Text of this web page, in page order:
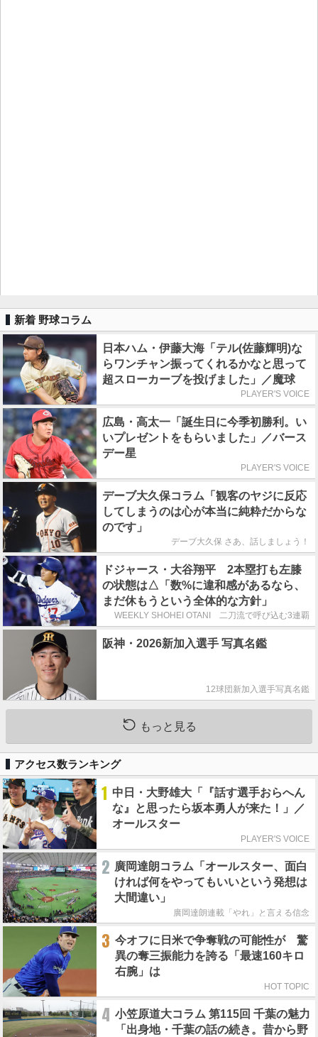
新着 野球コラム
日本ハム・伊藤大海「テル(佐藤輝明)な
らワンチャン振ってくれるかなと思って
超スローカーブを投げました」／魔球
PLAYER'S VOICE
広島・高太一「誕生日に今季初勝利。い
いプレゼントをもらいました」／バース
デー星
PLAYER'S VOICE
デーブ大久保コラム「観客のヤジに反応
してしまうのは心が本当に純粋だからな
のです」
デーブ大久保 さあ、話しましょう！
ドジャース・大谷翔平 2本塁打も左膝
の状態は△「数%に違和感があるなら、
まだ休もうという全体的な方針」
WEEKLY SHOHEI OTANI 二刀流で呼び込む3連覇
阪神・2026新加入選手 写真名鑑
12球団新加入選手写真名鑑
もっと見る
アクセス数ランキング
1 中日・大野雄大「『話す選手おらへん
な』と思ったら坂本勇人が来た！」／
オールスター
PLAYER'S VOICE
2 廣岡達朗コラム「オールスター、面白
ければ何をやってもいいという発想は
大間違い」
廣岡達朗連載「やれ」と言える信念
3 今オフに日米で争奪戦の可能性が 驚
異の奪三振能力を誇る「最速160キロ
右腕」は
HOT TOPIC
4 小笠原道大コラム 第115回 千葉の魅力
「出身地・千葉の話の続き。昔から野